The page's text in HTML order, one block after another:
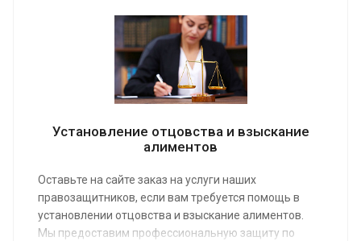
Установление отцовства и взыскание
алиментов
Оставьте на сайте заказ на услуги наших
правозащитников, если вам требуется помощь в
установлении отцовства и взыскание алиментов.
Мы предоставим профессиональную защиту по